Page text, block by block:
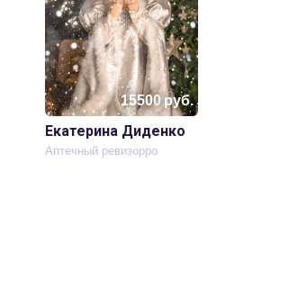
15500руб.
Екатерина Диденко
Аптечный ревизорро